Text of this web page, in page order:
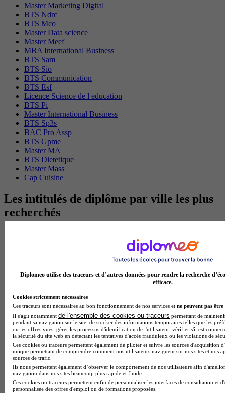
Master Marketing Digital
BTS Ndrc
BTS Mco
Master Data science
Master Meef
MBA International Business
BTS Sam
BTS Sio
BTS Communication
BTS Esf
Licence Science de l education
BTS Pi
Master International Business
BTS Sp3s
BAC Pro Assp
BTS Gpme
Master MA
BTS Dietetique
Master Mass
Cap Cuisine
Les intitulés de diplôme par ville les plus
recherchés
Master Psychologie à Lille
Master Psychologie à Paris
Master Meef à Lyon
Master Meef à Paris
BTS Tourisme à Bordeaux
BTS Tourisme à Lyon
BTS Tourisme à Paris
BTS Tourisme à Toulouse
Licence Psychologie à Lille
Master Informatique à Paris
BTS Communication à Bordeaux
Master Psychologie à Angers
Diplomeo utilise des traceurs et d’autres données pour rendre la recherche
efficace.
Cookies strictement nécessaires
Ces traceurs sont nécessaires au bon fonctionnement de nos services et ne peuvent pas être
Il s'agit notamment de l'ensemble des cookies ou traceurs permettant de
pendant sa navigation sur le site, de stocker des informations temporaires telles que les
ou les offres vues, gérer les processus d'identification de l'utilisateur, vérifier s'il est
la sécurité du site web en détectant les tentatives d'accès frauduleux ou les violations de
Ces cookies ou traceurs permettent également de piloter et suivre les sources d'acquisition
unique permettant de comprendre comment nos utilisateurs naviguent sur nos sites et nos
sources de trafic.
Ils nous permettent également d’observer le comportement de nos utilisateurs afin
navigation dans nos sites beaucoup plus rapide et fluide.
Ces cookies ou traceurs permettent enfin de personnaliser les interfaces de consultation et
personnalisée des offres d'emploi ou de formations proposées.